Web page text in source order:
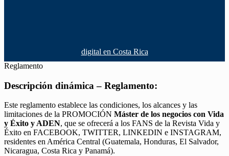
digital en Costa Rica
Reglamento
Descripción dinámica – Reglamento:
Este reglamento establece las condiciones, los alcances y las
limitaciones de la PROMOCIÓN Máster de los negocios con Vida
y Éxito y ADEN, que se ofrecerá a los FANS de la Revista Vida y
Éxito en FACEBOOK, TWITTER, LINKEDIN e INSTAGRAM,
residentes en América Central (Guatemala, Honduras, El Salvador,
Nicaragua, Costa Rica y Panamá).